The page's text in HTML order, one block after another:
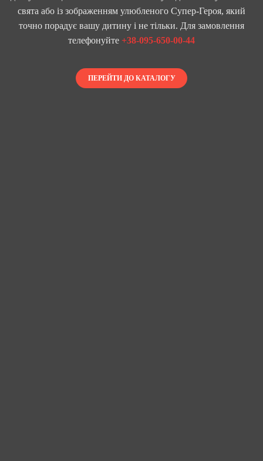
свята або із зображенням улюбленого Супер-Героя, який
точно порадує вашу дитину і не тільки. Для замовлення
телефонуйте +38-095-650-00-44
ПЕРЕЙТИ ДО КАТАЛОГУ